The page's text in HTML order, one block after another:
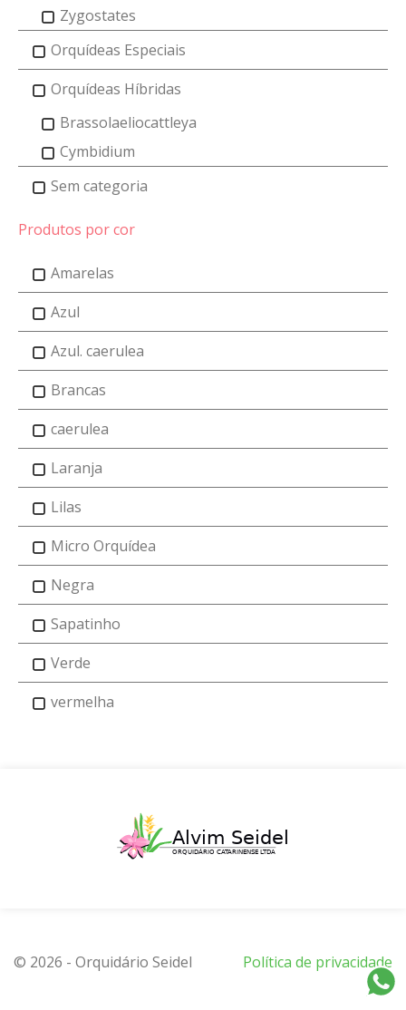
Zygostates
Orquídeas Especiais
Orquídeas Híbridas
Brassolaeliocattleya
Cymbidium
Sem categoria
Produtos por cor
Amarelas
Azul
Azul. caerulea
Brancas
caerulea
Laranja
Lilas
Micro Orquídea
Negra
Sapatinho
Verde
vermelha
© 2026 - Orquidário Seidel Política de privacidade